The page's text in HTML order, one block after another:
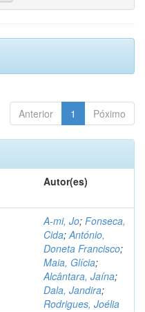
Anterior 1 Póximo
Autor(es)
A-mi, Jo; Fonseca,
Cida;António,
Doneta Francisco;
Maia, Glícia;
Alcântara, Jaína;
Dala, Jandira;
Rodrigues, Joélia